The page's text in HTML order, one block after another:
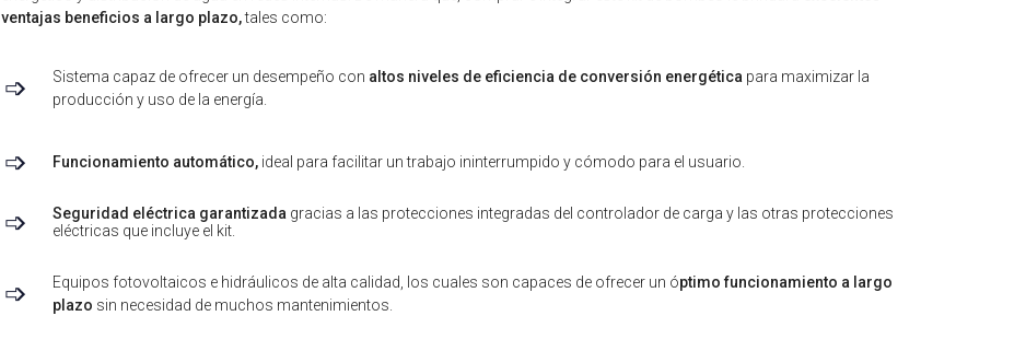
ventajas beneficios a largo plazo,tales como:
➩ Sistema capaz de ofrecer un desempeño con altos niveles de eficiencia de conversión energética para maximizar la
producción y uso de la energía.
➩ Funcionamiento automático, ideal para facilitar un trabajo ininterrumpido y cómodo para el usuario.
➩ Seguridad eléctrica garantizada gracias a las protecciones integradas del controlador de carga y las otras protecciones
eléctricas que incluye el kit.
➩ Equipos fotovoltaicos e hidráulicos de alta calidad, los cuales son capaces de ofrecer un óptimo funcionamiento a largo
plazo sin necesidad de muchos mantenimientos.